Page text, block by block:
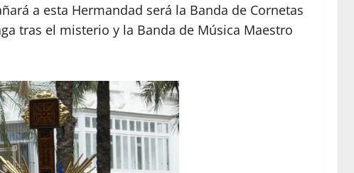
a esta Hermandad será la Banda de Cornetas
tras el misterio y la Banda de Música Maestro